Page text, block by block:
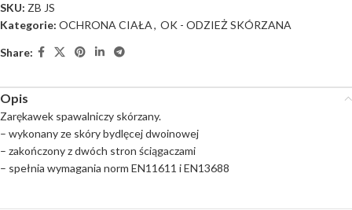
SKU: ZB JS
Kategorie: OCHRONA CIAŁA, OK - ODZIEŻ SKÓRZANA
Share:
Opis
Zarękawek spawalniczy skórzany.
– wykonany ze skóry bydlęcej dwoinowej
– zakończony z dwóch stron ściągaczami
– spełnia wymagania norm EN11611 i EN13688